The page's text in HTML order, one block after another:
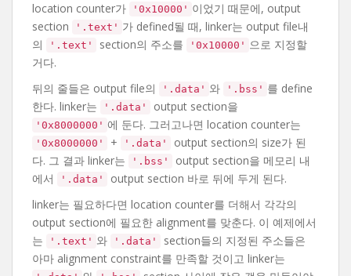
location counter가
'0x10000' 이었기 때문에, output
section
'.text' 가 defined될 때, linker는 output file내
의
'.text' section의 주소를 '0x10000' 으로 지정할
거다.
뒤의 줄들은 output file의
'.data' 와 '.bss' 를 define
한다. linker는
'.data' output section을
'0x8000000' 에 둔다. 그러고나면 location counter는
'0x8000000' + '.data'
output section의 size가 된
다. 그 결과 linker는
'.bss'
output section을 메모리 내
에서
'.data'
output section 바로 뒤에 두게 된다.
linker는 필요하다면 location counter를 더해서 각각의
output section에 필요한 alignment를 맞춘다. 이 예제에서
는
'.text' 와 '.data'
section들의 지정된 주소들은
아마 alignment constraint를 만족할 것이고 linker는